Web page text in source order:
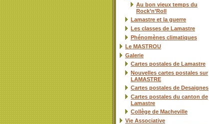
Au bon vieux temps du
Rock’n’Roll
Lamastre et la guerre
Les classes de Lamastre
Phénomènes climatiques
Le MASTROU
Galerie
Cartes postales de Lamastre
Nouvelles cartes postales sur
LAMASTRE
Cartes postales de Desaignes
Cartes postales du canton de
Lamastre
Collège de Macheville
Vie Associative